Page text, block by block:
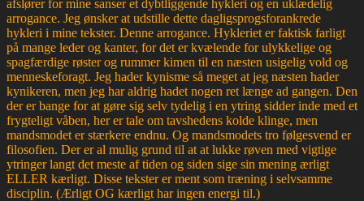
afslører for mine sanser et dybtliggende hykleri og en uklædelig
arrogance. Jeg ønsker at udstille dette dagligsprogsforankrede
hykleri i mine tekster. Denne arrogance. Hykleriet er faktisk farligt
på mange leder og kanter, for det er kvælende for ulykkelige og
spagfærdige røster og rummer kimen til en næsten usigelig vold og
menneskeforagt. Jeg hader kynisme så meget at jeg næsten hader
kynikeren, men jeg har aldrig hadet nogen ret længe ad gangen. Den
der er bange for at gøre sig selv tydelig i en ytring sidder inde med et
frygteligt våben, her er tale om tavshedens kolde klinge, men
mandsmodet er stærkere endnu. Og mandsmodets tro følgesvend er
filosofien. Der er al mulig grund til at at lukke røven med vigtige
ytringer langt det meste af tiden og siden sige sin mening ærligt
ELLER kærligt. Disse tekster er ment som træning i selvsamme
disciplin. (Ærligt OG kærligt har ingen energi til.)